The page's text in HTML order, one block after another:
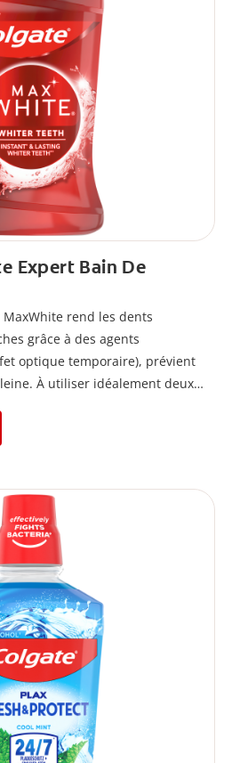
Expert Bain De
rend les dents
grâce à des agents
optique temporaire), prévient
À utiliser idéalement deux